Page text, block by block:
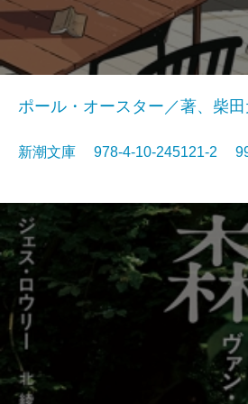
ポール・オースター／著、柴
新潮文庫 978-4-10-245121-2